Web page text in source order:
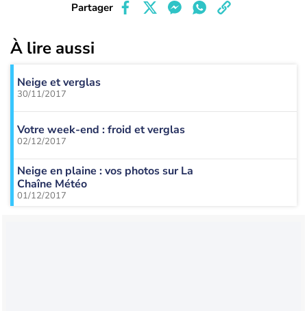
Partager
À lire aussi
Neige et verglas
30/11/2017
Votre week-end : froid et verglas
02/12/2017
Neige en plaine : vos photos sur La
Chaîne Météo
01/12/2017